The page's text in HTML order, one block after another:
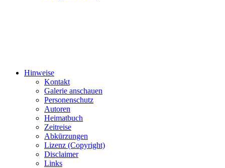
Hinweise
Kontakt
Galerie anschauen
Personenschutz
Autoren
Heimatbuch
Zeitreise
Abkürzungen
Lizenz (Copyright)
Disclaimer
Links